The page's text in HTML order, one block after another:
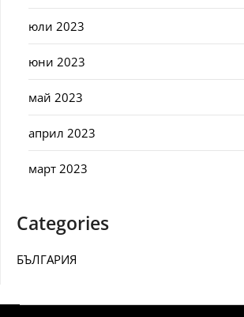
юли 2023
юни 2023
май 2023
април 2023
март 2023
Categories
БЪЛГАРИЯ